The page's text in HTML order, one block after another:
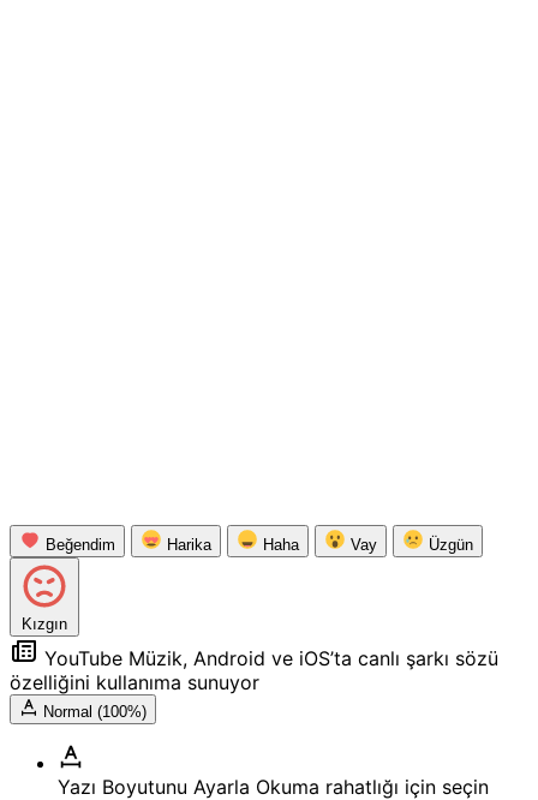
Beğendim Harika Haha Vay Üzgün
Kızgın
YouTube Müzik, Android ve iOS’ta canlı şarkı sözü
özelliğini kullanıma sunuyor
Normal (100%)
Yazı Boyutunu Ayarla Okuma rahatlığı için seçin